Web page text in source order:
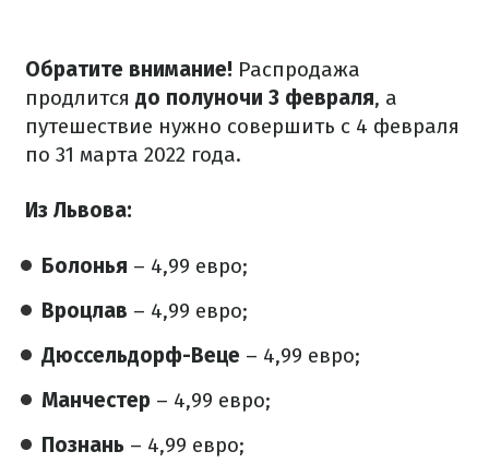
Обратите внимание! Распродажа
продлится до полуночи 3 февраля, а
путешествие нужно совершить с 4 февраля
по 31 марта 2022 года.
Из Львова:
Болонья – 4,99 евро;
Вроцлав – 4,99 евро;
Дюссельдорф-Веце – 4,99 евро;
Манчестер – 4,99 евро;
Познань – 4,99 евро;